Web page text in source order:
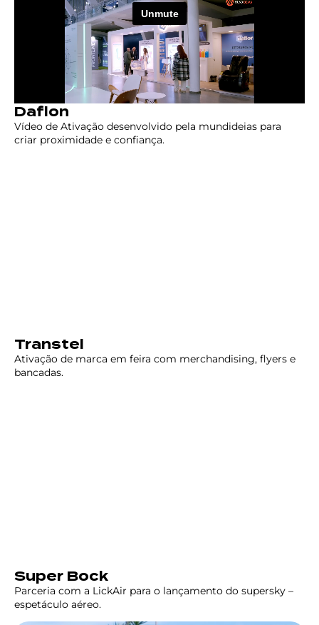
Daflon
Vídeo de Ativação desenvolvido pela mundideias para
criar proximidade e confiança.
Transtel
Ativação de marca em feira com merchandising, flyers e
bancadas.
Super Bock
Parceria com a LickAir para o lançamento do supersky –
espetáculo aéreo.